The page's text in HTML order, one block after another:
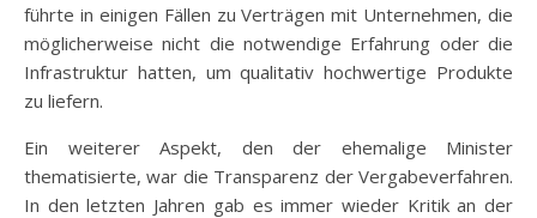
führte in einigen Fällen zu Verträgen mit Unternehmen, die
möglicherweise nicht die notwendige Erfahrung oder die
Infrastruktur hatten, um qualitativ hochwertige Produkte
zu liefern.
Ein weiterer Aspekt, den der ehemalige Minister
thematisierte, war die Transparenz der Vergabeverfahren.
In den letzten Jahren gab es immer wieder Kritik an der